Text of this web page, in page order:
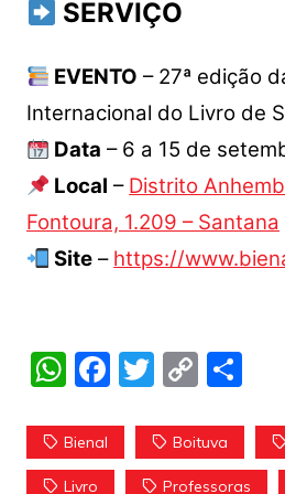
SERVIÇO
EVENTO – 27ª edição
Internacional do Livro de
Data – 6 a 15 de
Local – Distrito
Fontoura, 1.209 – Santana
Site – https://
W
at
s
F
c
e
T
itt
er
C
p
y
S
ar
e
Bienal Boituva
Livro Professoras